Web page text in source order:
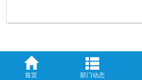
首页 部门动态